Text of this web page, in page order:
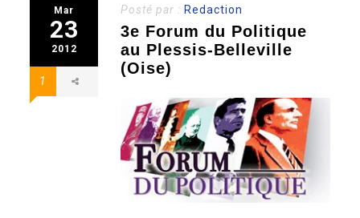
Mar
23
2012
1
Posté par : Redaction
3e Forum du Politique
au Plessis-Belleville
(Oise)